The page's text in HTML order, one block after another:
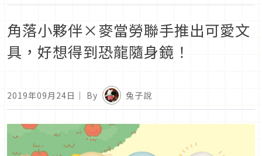
角落小夥伴×麥當勞聯手推出可愛文
具，好想得到恐龍隨身鏡！
2019年09月24日 ｜ By 兔子說